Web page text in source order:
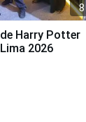
8
Harry Potter
2026